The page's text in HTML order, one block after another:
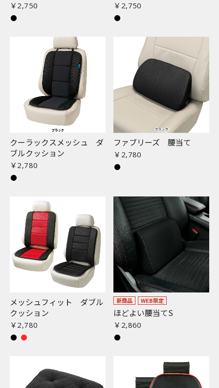
￥2,750 ￥2,750
クーラックスメッシュ ダ
ブルクッション
￥2,780
ファブリーズ 腰当て
￥2,780
メッシュフィット ダブル
クッション
￥2,780
新商品 WEB限定
ほどよい腰当てS
￥2,860